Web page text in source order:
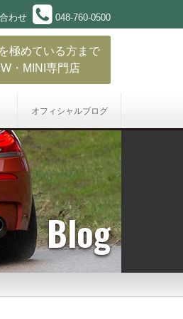
わせ 048-760-0500
極めている方まで
・MINI専門店
オフィシャルブログ
Blog